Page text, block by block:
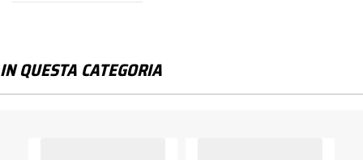
IN QUESTA CATEGORIA